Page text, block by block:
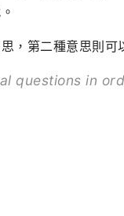
，第二種意思則可
questions in